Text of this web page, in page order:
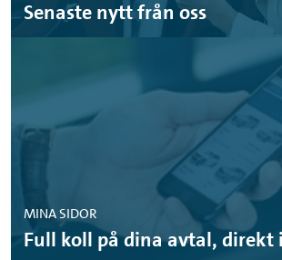
Senaste nytt från oss
MINA SIDOR
Full koll på dina avtal, direkt